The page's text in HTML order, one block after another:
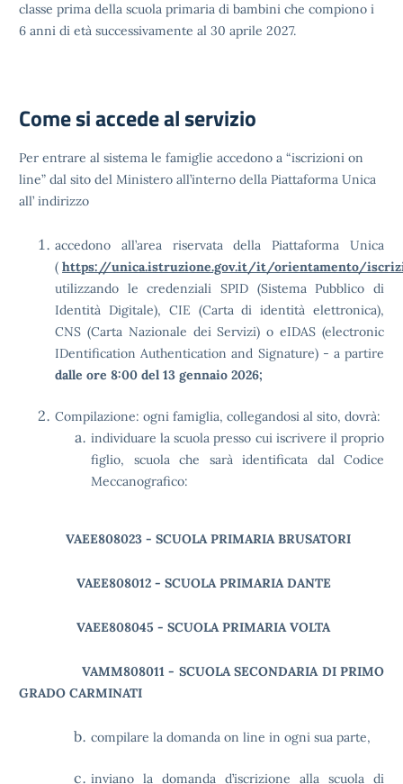
classe prima della scuola primaria di bambini che compiono i
6 anni di età successivamente al 30 aprile 2027.
Come si accede al servizio
Per entrare al sistema le famiglie accedono a “iscrizioni on
line” dal sito del Ministero all’interno della Piattaforma Unica
all’ indirizzo
accedono all’area riservata della Piattaforma Unica
( https://unica.istruzione.gov.it/it/orientamento/
utilizzando le credenziali SPID (Sistema Pubblico di
Identità Digitale), CIE (Carta di identità elettronica),
CNS (Carta Nazionale dei Servizi) o eIDAS (electronic
IDentification Authentication and Signature) - a partire
dalle ore 8:00 del 13 gennaio 2026;
Compilazione: ogni famiglia, collegandosi al sito, dovrà:
individuare la scuola presso cui iscrivere il proprio
figlio, scuola che sarà identificata dal Codice
Meccanografico:
VAEE808023 - SCUOLA PRIMARIA BRUSATORI
VAEE808012 - SCUOLA PRIMARIA DANTE
VAEE808045 - SCUOLA PRIMARIA VOLTA
VAMM808011 - SCUOLA SECONDARIA DI PRIMO
GRADO CARMINATI
compilare la domanda on line in ogni sua parte,
inviano la domanda d’iscrizione alla scuola di